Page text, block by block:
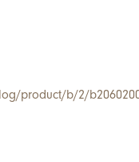
product/b/2/